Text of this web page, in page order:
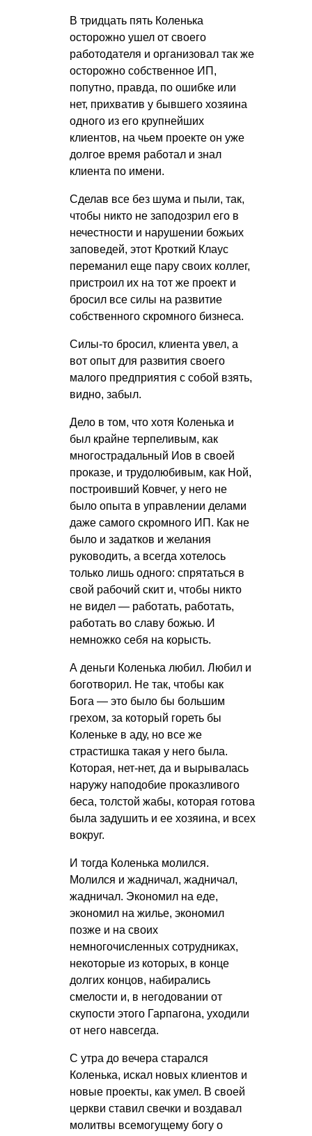
В тридцать пять Коленька
осторожно ушел от своего
работодателя и организовал так же
осторожно собственное ИП,
попутно, правда, по ошибке или
нет, прихватив у бывшего хозяина
одного из его крупнейших
клиентов, на чьем проекте он уже
долгое время работал и знал
клиента по имени.
Сделав все без шума и пыли, так,
чтобы никто не заподозрил его в
нечестности и нарушении божьих
заповедей, этот Кроткий Клаус
переманил еще пару своих коллег,
пристроил их на тот же проект и
бросил все силы на развитие
собственного скромного бизнеса.
Силы-то бросил, клиента увел, а
вот опыт для развития своего
малого предприятия с собой взять,
видно, забыл.
Дело в том, что хотя Коленька и
был крайне терпеливым, как
многострадальный Иов в своей
проказе, и трудолюбивым, как Ной,
построивший Ковчег, у него не
было опыта в управлении делами
даже самого скромного ИП. Как не
было и задатков и желания
руководить, а всегда хотелось
только лишь одного: спрятаться в
свой рабочий скит и, чтобы никто
не видел — работать, работать,
работать во славу божью. И
немножко себя на корысть.
А деньги Коленька любил. Любил и
боготворил. Не так, чтобы как
Бога — это было бы большим
грехом, за который гореть бы
Коленьке в аду, но все же
страстишка такая у него была.
Которая, нет-нет, да и вырывалась
наружу наподобие проказливого
беса, толстой жабы, которая готова
была задушить и ее хозяина, и всех
вокруг.
И тогда Коленька молился.
Молился и жадничал, жадничал,
жадничал. Экономил на еде,
экономил на жилье, экономил
позже и на своих
немногочисленных сотрудниках,
некоторые из которых, в конце
долгих концов, набирались
смелости и, в негодовании от
скупости этого Гарпагона, уходили
от него навсегда.
С утра до вечера старался
Коленька, искал новых клиентов и
новые проекты, как умел. В своей
церкви ставил свечки и воздавал
молитвы всемогущему богу о